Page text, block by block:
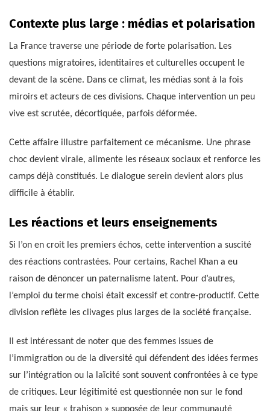
Contexte plus large : médias et polarisation
La France traverse une période de forte polarisation. Les
questions migratoires, identitaires et culturelles occupent le
devant de la scène. Dans ce climat, les médias sont à la fois
miroirs et acteurs de ces divisions. Chaque intervention un peu
vive est scrutée, décortiquée, parfois déformée.
Cette affaire illustre parfaitement ce mécanisme. Une phrase
choc devient virale, alimente les réseaux sociaux et renforce les
camps déjà constitués. Le dialogue serein devient alors plus
difficile à établir.
Les réactions et leurs enseignements
Si l’on en croit les premiers échos, cette intervention a suscité
des réactions contrastées. Pour certains, Rachel Khan a eu
raison de dénoncer un paternalisme latent. Pour d’autres,
l’emploi du terme choisi était excessif et contre-productif. Cette
division reflète les clivages plus larges de la société française.
Il est intéressant de noter que des femmes issues de
l’immigration ou de la diversité qui défendent des idées fermes
sur l’intégration ou la laïcité sont souvent confrontées à ce type
de critiques. Leur légitimité est questionnée non sur le fond
mais sur leur « trahison » supposée de leur communauté